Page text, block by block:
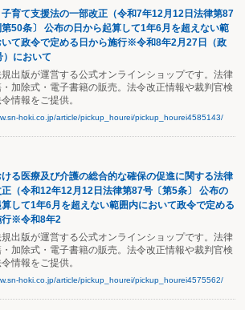
育て支援法の一部改正（令和7年12月12日法律第87
50条〕 公布の日から起算して1年6月を超えない範
いて政令で定める日から施行※令和8年2月27日（政
）において
出版が運営する公式オンラインショップです。法律
加除式・電子書籍の販売。法令改正情報や裁判官検
情報をご提供。
hoki.co.jp/article/pickup_hourei/pickup_hourei4585143/
る医療及び介護の総合的な確保の促進に関する法律
（令和12年12月12日法律第87号〔第5条〕 公布の
算して1年6月を超えない範囲内において政令で定める
行※令和8年2
出版が運営する公式オンラインショップです。法律
加除式・電子書籍の販売。法令改正情報や裁判官検
情報をご提供。
hoki.co.jp/article/pickup_hourei/pickup_hourei4575562/